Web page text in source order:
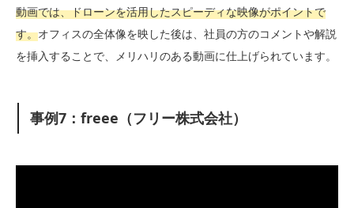
動画では、ドローンを活用したスピーディな映像がポイントで
す。オフィスの全体像を映した後は、社員の方のコメントや解説
を挿入することで、メリハリのある動画に仕上げられています。
事例7：freee（フリー株式会社）